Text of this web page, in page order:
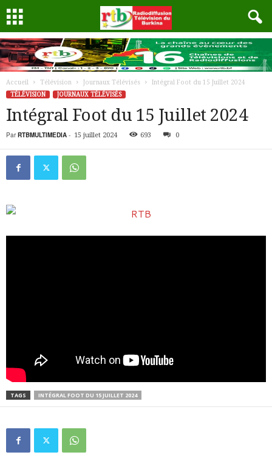
Accueil Télévision Journaux Télévisés
Intégral Foot du 15 Juillet 2024
TÉLÉVISION
JOURNAUX TÉLÉVISÉS
Intégral Foot du 15 Juillet 2024
Par RTBMULTIMEDIA - 15 juillet 2024 693 0
TAGS INTÉGRAL FOOT DU 15 JUILLET 2024